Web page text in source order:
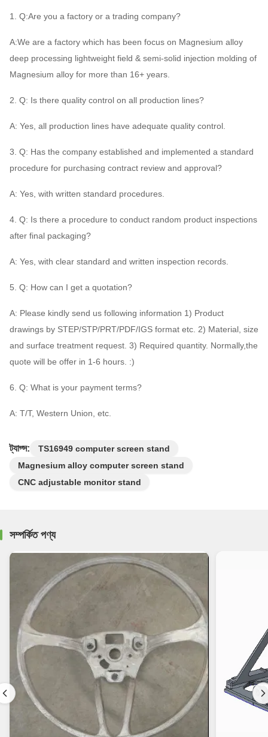
1. Q:Are you a factory or a trading company?
A:We are a factory which has been focus on Magnesium alloy
deep processing lightweight field & semi-solid injection molding of
Magnesium alloy for more than 16+ years.
2. Q: Is there quality control on all production lines?
A: Yes, all production lines have adequate quality control.
3. Q: Has the company established and implemented a standard
procedure for purchasing contract review and approval?
A: Yes, with written standard procedures.
4. Q: Is there a procedure to conduct random product inspections
after final packaging?
A: Yes, with clear standard and written inspection records.
5. Q: How can I get a quotation?
A: Please kindly send us following information 1) Product
drawings by STEP/STP/PRT/PDF/IGS format etc. 2) Material, size
and surface treatment request. 3) Required quantity. Normally,the
quote will be offer in 1-6 hours. :)
6. Q: What is your payment terms?
A: T/T, Western Union, etc.
ট্যাগ্স:
TS16949 computer screen stand
Magnesium alloy computer screen stand
CNC adjustable monitor stand
সম্পর্কিত পণ্য